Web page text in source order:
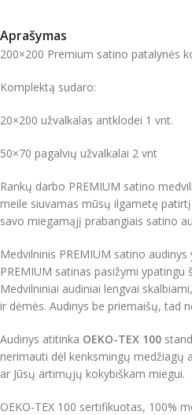
Aprašymas
200×200 Premium satino patalynės
Komplektą sudaro:
20×200 užvalkalas antklodei 1 vnt.
50×70 pagalvių užvalkalai 2 vnt
Rankų darbo PREMIUM satino
meile siuvamas mūsų ilgametę
savo miegamąjį prabangiais satino
Medvilninis PREMIUM satino
PREMIUM satinas pasižymi ypatingu
Medvilniniai audiniai lengvai
ir dėmės. Audinys be priemaišų, tad
Audinys atitinka OEKO-TEX 100
nerimauti dėl kenksmingų medžiagų
ar Jūsų artimųjų kokybiškam miegui.
OEKO-TEX 100 sertifikuotas, 100%